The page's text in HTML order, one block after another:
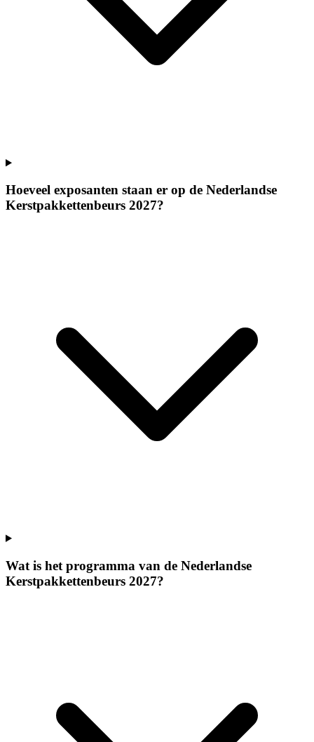
Hoeveel exposanten staan er op de Nederlandse
Kerstpakkettenbeurs 2027?
Wat is het programma van de Nederlandse
Kerstpakkettenbeurs 2027?